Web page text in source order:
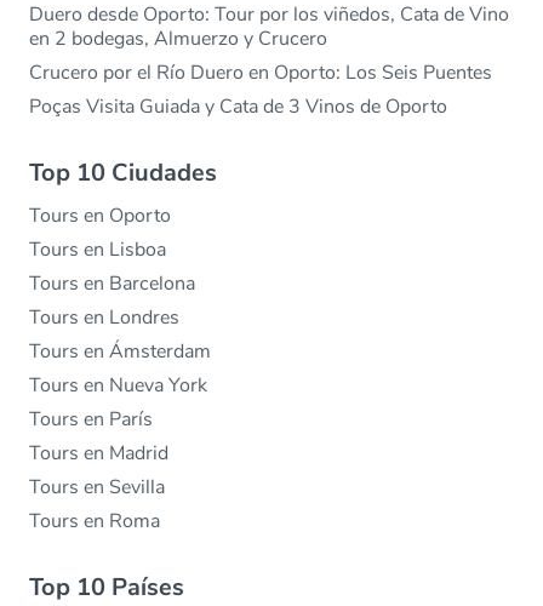
Duero desde Oporto: Tour por los viñedos, Cata de Vino
en 2 bodegas, Almuerzo y Crucero
Crucero por el Río Duero en Oporto: Los Seis Puentes
Poças Visita Guiada y Cata de 3 Vinos de Oporto
Top 10 Ciudades
Tours en Oporto
Tours en Lisboa
Tours en Barcelona
Tours en Londres
Tours en Ámsterdam
Tours en Nueva York
Tours en París
Tours en Madrid
Tours en Sevilla
Tours en Roma
Top 10 Países